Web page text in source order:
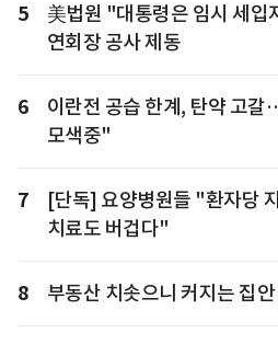
5
美법원 "대통령은 임시 세입
연회장 공사 제동
6
이란전 공습 한계, 탄약 고
모색중"
7
[단독] 요양병원들 "환자당
치료도 버겁다"
8 부동산 치솟으니 커지는 집